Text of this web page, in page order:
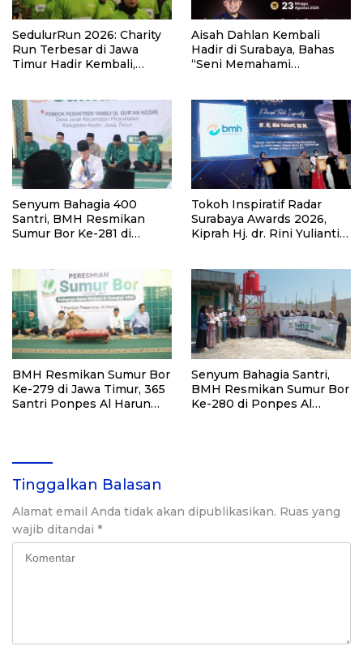
SedulurRun 2026: Charity
Run Terbesar di Jawa
Timur Hadir Kembali,
Santri dan Guru Honorer
Aisah Dahlan Kembali
Hadir di Surabaya, Bahas
“Seni Memahami
Senyum Bahagia 400
Santri, BMH Resmikan
Sumur Bor Ke-281 di
Tokoh Inspiratif Radar
Surabaya Awards 2026,
Kiprah Hj. dr. Rini Yulianti
BMH Resmikan Sumur Bor
Ke-279 di Jawa Timur, 365
Santri Ponpes Al Harun
Senyum Bahagia Santri,
BMH Resmikan Sumur Bor
Ke-280 di Ponpes Al
Tinggalkan Balasan
Alamat email Anda tidak akan dipublikasikan. Ruas yang
wajib ditandai *